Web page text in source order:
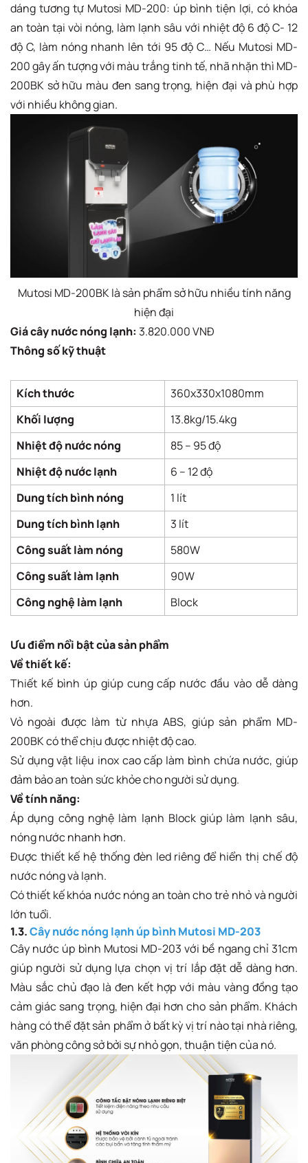
dáng tương tự Mutosi MD-200: úp bình tiện lợi, có khóa
an toàn tại vòi nóng, làm lạnh sâu với nhiệt độ 6 độ C- 12
độ C, làm nóng nhanh lên tới 95 độ C… Nếu Mutosi MD-
200 gây ấn tượng với màu trắng tinh tế, nhã nhặn thì MD-
200BK sở hữu màu đen sang trọng, hiện đại và phù hợp
với nhiều không gian.
Mutosi MD-200BK là sản phẩm sở hữu nhiều tính năng
hiện đại
Giá cây nước nóng lạnh: 3.820.000 VNĐ
Thông số kỹ thuật
Kích thước
360x330x1080mm
Khối lượng
13.8kg/15.4kg
Nhiệt độ nước nóng
85 – 95 độ
Nhiệt độ nước lạnh
6 – 12 độ
Dung tích bình nóng
1 lít
Dung tích bình lạnh
3 lít
Công suất làm nóng
580W
Công suất làm lạnh
90W
Công nghệ làm lạnh
Block
Ưu điểm nổi bật của sản phẩm
Về thiết kế:
Thiết kế bình úp giúp cung cấp nước đầu vào dễ dàng
hơn.
Vỏ ngoài được làm từ nhựa ABS, giúp sản phẩm MD-
200BK có thể chịu được nhiệt độ cao.
Sử dụng vật liệu inox cao cấp làm bình chứa nước, giúp
đảm bảo an toàn sức khỏe cho người sử dụng.
Về tính năng:
Áp dụng công nghệ làm lạnh Block giúp làm lạnh sâu,
nóng nước nhanh hơn.
Được thiết kế hệ thống đèn led riêng để hiển thị chế độ
nước nóng và lạnh.
Có thiết kế khóa nước nóng an toàn cho trẻ nhỏ và người
lớn tuổi.
1.3.Cây nước nóng lạnh úp bình Mutosi MD-203
Cây nước úp bình Mutosi MD-203 với bề ngang chỉ 31cm
giúp người sử dụng lựa chọn vị trí lắp đặt dễ dàng hơn.
Màu sắc chủ đạo là đen kết hợp với màu vàng đồng tạo
cảm giác sang trọng, hiện đại hơn cho sản phẩm. Khách
hàng có thể đặt sản phẩm ở bất kỳ vị trí nào tại nhà riêng,
văn phòng công sở bởi sự nhỏ gọn, thuận tiện của nó.